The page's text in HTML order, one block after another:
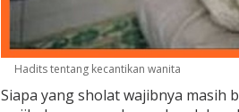
Hadits tentang kecantikan wanita
Siapa yang sholat wajibnya masih